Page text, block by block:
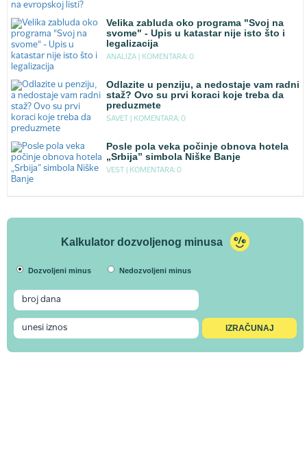
Velika zabluda oko programa "Svoj na
svome" - Upis u katastar nije isto što i
legalizacija
ANALIZA | KOMENTARA: 0
Odlazite u penziju, a nedostaje vam radni
staž? Ovo su prvi koraci koje treba da
preduzmete
SAVET | KOMENTARA: 0
Posle pola veka počinje obnova hotela
„Srbija” simbola Niške Banje
VEST | KOMENTARA: 0
Kalkulator dozvoljenog minusa
Dozvoljeni minus Nedozvoljeni minus